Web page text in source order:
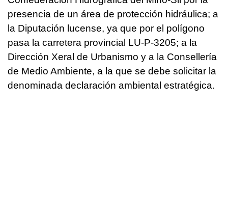
presencia de un área de protección hidráulica; a
la Diputación lucense, ya que por el polígono
pasa la carretera provincial LU-P-3205; a la
Dirección Xeral de Urbanismo y a la Consellería
de Medio Ambiente, a la que se debe solicitar la
denominada declaración ambiental estratégica.